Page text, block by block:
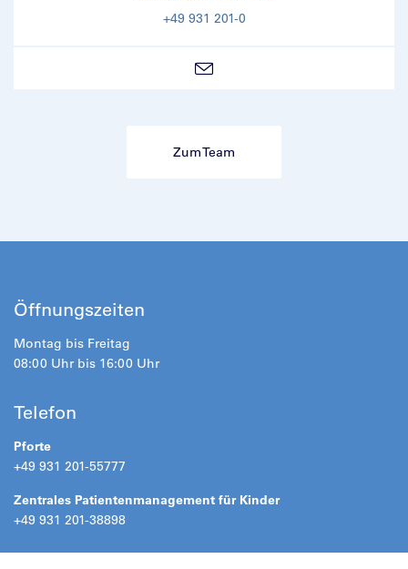
+49 931 201-0
Zum Team
Öffnungszeiten
Montag bis Freitag
08:00 Uhr bis 16:00 Uhr
Telefon
Pforte
+49 931 201-55777
Zentrales Patientenmanagement für Kinder
+49 931 201-38898